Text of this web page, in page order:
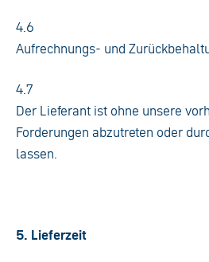
4.6
Aufrechnungs- und
4.7
Der Lieferant ist ohne unsere
Forderungen abzutreten oder
lassen.
5. Lieferzeit